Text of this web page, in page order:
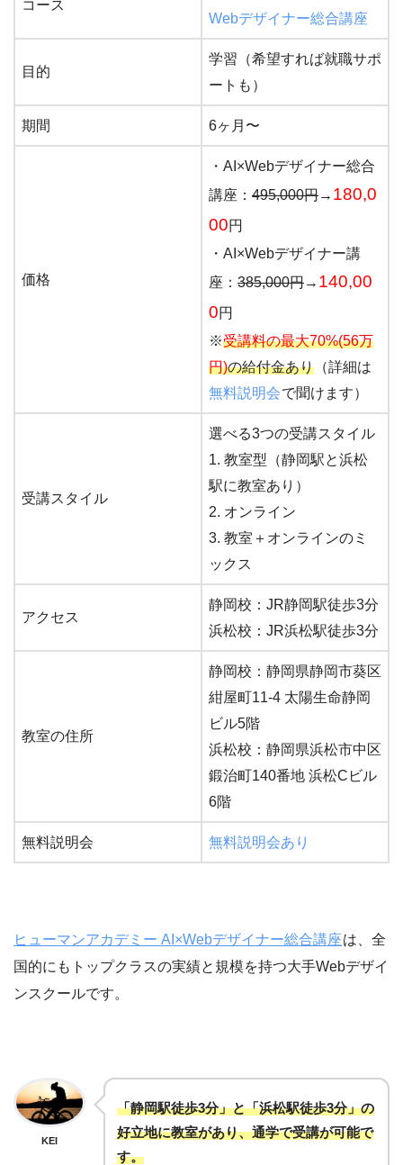
コース
Webデザイナー総合講座
目的
学習（希望すれば就職サポ
ートも）
期間 6ヶ月〜
価格
・AI×Webデザイナー総合
講座： 495,000円→ 180,0
00円
・AI×Webデザイナー講
座： 385,000円→ 140,00
0円
※受講料の最大70%(56万
円)の給付金あり （詳細は
無料説明会で聞けます）
受講スタイル
選べる3つの受講スタイル
1. 教室型（静岡駅と浜松
駅に教室あり）
2. オンライン
3. 教室＋オンラインのミ
ックス
アクセス
静岡校：JR静岡駅徒歩3分
浜松校：JR浜松駅徒歩3分
教室の住所
静岡校：静岡県静岡市葵区
紺屋町11-4 太陽生命静岡
ビル5階
浜松校：静岡県浜松市中区
鍛治町140番地 浜松Cビル
6階
無料説明会 無料説明会あり
ヒューマンアカデミー AI×Webデザイナー総合講座は、全
国的にもトップクラスの実績と規模を持つ大手Webデザイ
ンスクールです。
KEI
「静岡駅徒歩3分」と「浜松駅徒歩3分」の
好立地に教室があり、通学で受講が可能で
す。